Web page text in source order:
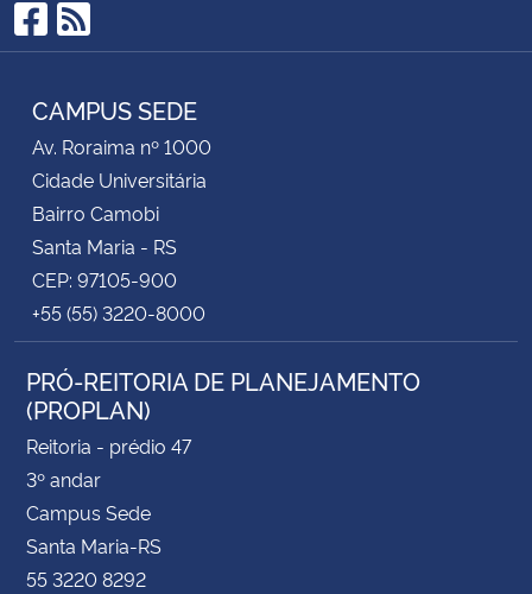
Facebook
RSS
CAMPUS SEDE
Av. Roraima nº 1000
Cidade Universitária
Bairro Camobi
Santa Maria - RS
CEP: 97105-900
+55 (55) 3220-8000
PRÓ-REITORIA DE PLANEJAMENTO
(PROPLAN)
Reitoria - prédio 47
3º andar
Campus Sede
Santa Maria-RS
55 3220 8292